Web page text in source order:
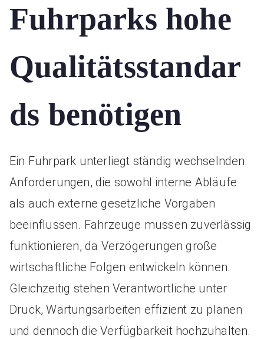
Fuhrparks hohe
Qualitätsstandar
ds benötigen
Ein Fuhrpark unterliegt ständig wechselnden
Anforderungen, die sowohl interne Abläufe
als auch externe gesetzliche Vorgaben
beeinflussen. Fahrzeuge müssen zuverlässig
funktionieren, da Verzögerungen große
wirtschaftliche Folgen entwickeln können.
Gleichzeitig stehen Verantwortliche unter
Druck, Wartungsarbeiten effizient zu planen
und dennoch die Verfügbarkeit hochzuhalten.